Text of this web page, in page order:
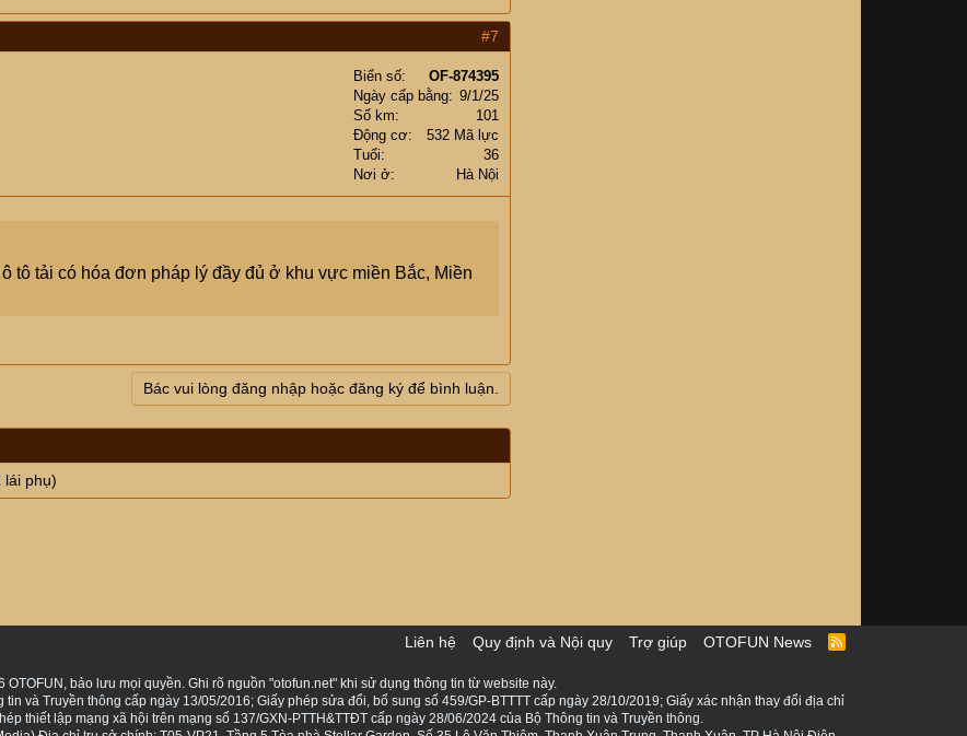
#7
Biển số
OF-874395
Ngày cấp bằng
9/1/25
Số km
101
Động cơ
532 Mã lực
Tuổi
36
Nơi ở
Hà Nội
tô tải có hóa đơn pháp lý đầy đủ ở khu vực miền Bắc, Miền
Bác vui lòng đăng nhập hoặc đăng ký để bình luận.
lái phụ)
Liên hệ Quy định và Nội quy Trợ giúp OTOFUN News
R
OTOFUN, bảo lưu mọi quyền. Ghi rõ nguồn "otofun.net" khi sử dụng thông tin từ website này.
và Truyền thông cấp ngày 13/05/2016; Giấy phép sửa đổi, bổ sung số 459/GP-BTTTT cấp ngày 28/10/2019; Giấy xác nhận thay đổi địa chỉ
thiết lập mạng xã hội trên mạng số 137/GXN-PTTH&TTĐT cấp ngày 28/06/2024 của Bộ Thông tin và Truyền thông.